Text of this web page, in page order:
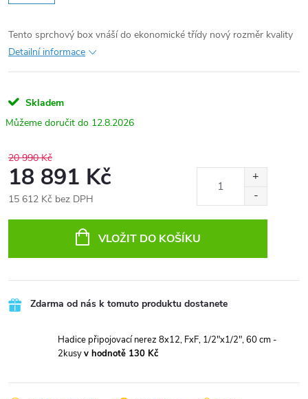
Tento sprchový box vnáší do ekonomické třídy nový rozměr kvality
Detailní informace
Skladem
12.8.2026
20 990 Kč
18 891 Kč
15 612 Kč bez DPH
VLOŽIT DO KOŠÍKU
Zdarma od nás k tomuto produktu dostanete
Hadice připojovací nerez 8x12, FxF, 1/2"x1/2", 60 cm -
2kusyv hodnotě 130 Kč